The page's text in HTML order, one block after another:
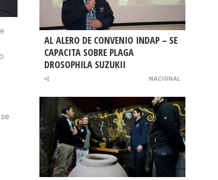
AL ALERO DE CONVENIO INDAP – SE
CAPACITA SOBRE PLAGA
DROSOPHILA SUZUKII
NACIONAL